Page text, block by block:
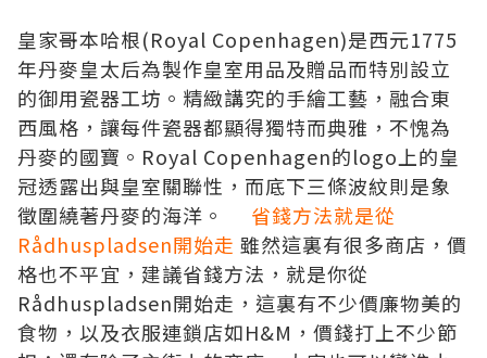
皇家哥本哈根(Royal Copenhagen)是西元1775
年丹麥皇太后為製作皇室用品及贈品而特別設立
的御用瓷器工坊。精緻講究的手繪工藝，融合東
西風格，讓每件瓷器都顯得獨特而典雅，不愧為
丹麥的國寶。 Royal Copenhagen的logo 上的皇
冠透露出與皇室關聯性，而底下三條波紋則是象
徵圍繞著丹麥的海洋。
省錢方法就是從
Rådhuspladsen開始走 雖然這裏有很多商店，價
格也不平宜，建議省錢方法，就是你從
Rådhuspladsen開始走，這裏有不少價廉物美的
食物，以及衣服連鎖店如H&M，價錢打上不少節